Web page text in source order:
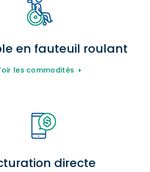
en fauteuil roulant
les commodités
directe